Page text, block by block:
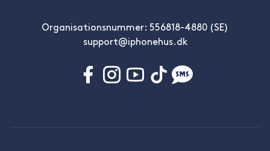
Organisationsnummer: 556818-4880 (SE)
support@iphonehus.dk